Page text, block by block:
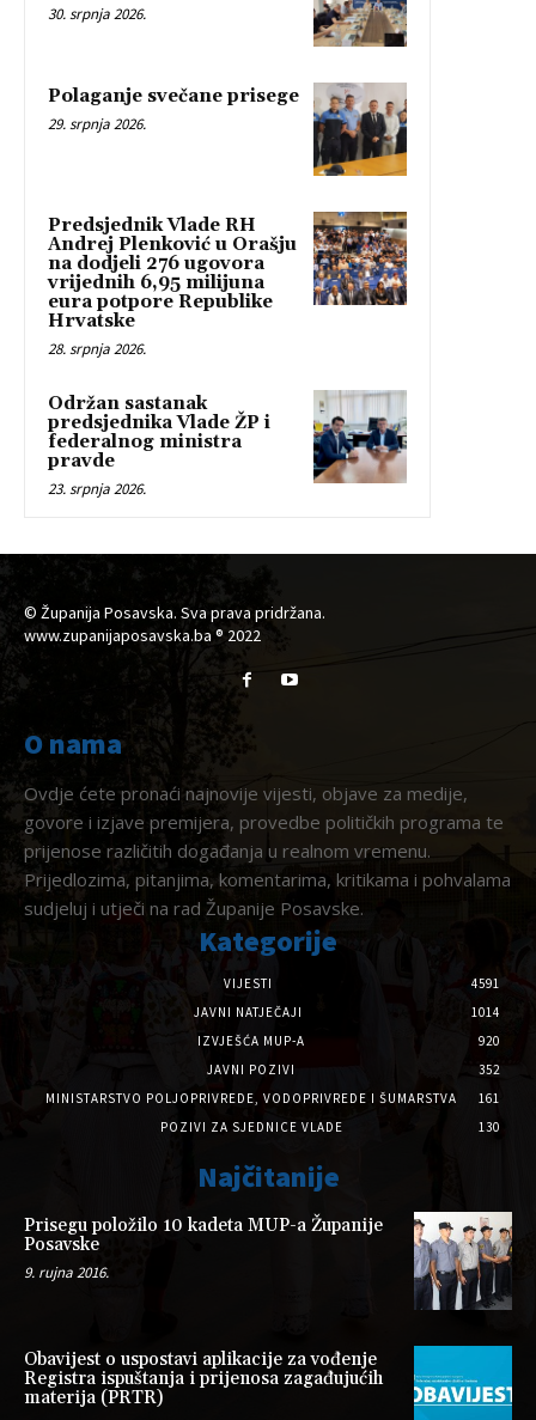
30. srpnja 2026.
Polaganje svečane prisege
29. srpnja 2026.
Predsjednik Vlade RH
Andrej Plenković u Orašju
na dodjeli 276 ugovora
vrijednih 6,95 milijuna
eura potpore Republike
Hrvatske
28. srpnja 2026.
Održan sastanak
predsjednika Vlade ŽP i
federalnog ministra
pravde
23. srpnja 2026.
© Županija Posavska. Sva prava pridržana.
www.zupanijaposavska.ba ® 2022
O nama
Ovdje ćete pronaći najnovije vijesti, objave za medije,
govore i izjave premijera, provedbe političkih programa te
prijenose različitih događanja u realnom vremenu.
Prijedlozima, pitanjima, komentarima, kritikama i pohvalama
sudjeluj i utječi na rad Županije Posavske.
Kategorije
VIJESTI
4591
JAVNI NATJEČAJI
1014
IZVJEŠĆA MUP-A
920
JAVNI POZIVI
352
MINISTARSTVO POLJOPRIVREDE, VODOPRIVREDE I ŠUMARSTVA
161
POZIVI ZA SJEDNICE VLADE
130
Najčitanije
Prisegu položilo 10 kadeta MUP-a Županije
Posavske
9. rujna 2016.
Obavijest o uspostavi aplikacije za vođenje
Registra ispuštanja i prijenosa zagađujućih
materija (PRTR)